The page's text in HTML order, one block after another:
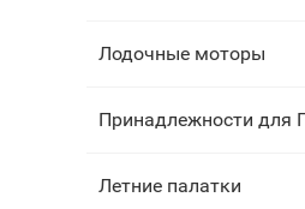
Лодочные моторы
Принадлежности для
Летние палатки